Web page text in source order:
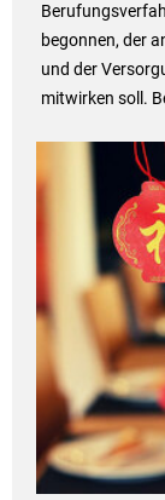
begonnen, der
und der
mitwirken soll.